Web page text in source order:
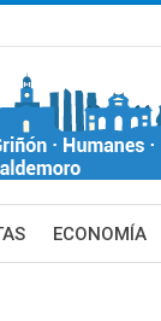
ECONOMÍA